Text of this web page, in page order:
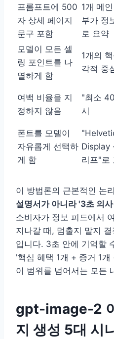
프롬프트에 500
자 상세 페이지
문구 포함
1개 메
부가 정
로 요약
모델이 모든 셀
링 포인트를 나
열하게 함
1개의
각적 중
여백 비율을 지
정하지 않음
"최소
시
폰트를 모델이
자유롭게 선택하
게 함
Display
리프"로
이 방법론의 근본적인 논
설명서가 아니라 '3초 의
소비자가 정보 피드에서
지나갈 때, 멈출지 말지
입니다. 3초 안에 기억할
'핵심 혜택 1개 + 증거 1
이 범위를 넘어서는 모든
gpt-image-2
지 생성 5대 시